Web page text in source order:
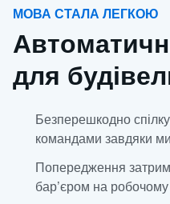
МОВА СТАЛА ЛЕГКОЮ
для
Безперешкодно
командами завдяки
Попередження
бар’єром на